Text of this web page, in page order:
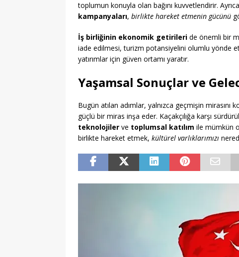
toplumun konuyla olan bağını kuvvetlendirir.
kampanyaları, birlikte hareket etmenin gücünü
İş birliğinin ekonomik getirileri de önemli bir
iade edilmesi, turizm potansiyelini olumlu yönde
yatırımlar için güven ortamı yaratır.
Yaşamsal Sonuçlar ve
Bugün atılan adımlar, yalnızca geçmişin
güçlü bir miras inşa eder. Kaçakçılığa karşı
teknolojiler ve toplumsal katılım ile mümkün
birlikte hareket etmek, kültürel varlıklarımızı